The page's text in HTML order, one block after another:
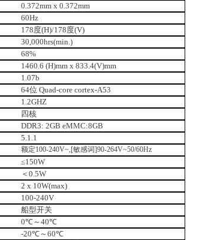
0.372mm x 0.372mm
60Hz
178度(H)/178度(V)
30,000hrs(min.)
68%
1460.6 (H)mm x 833.4(V)mm
1.07b
64位 Quad-core cortex-A53
1.2GHZ
四核
DDR3: 2GB eMMC:8GB
5.1.1
额定100-240V~,[敏感词]90-264V~50/60Hz
≤150W
＜0.5W
2 x 10W(max)
100-240V
船型开关
0℃～40℃
-20℃～60℃